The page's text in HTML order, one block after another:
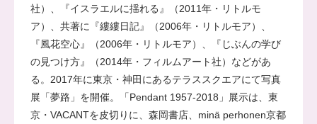
社）、『イスラエルに揺れる 』（2011年・リトルモ
ア）、共著に『縷縷日記』（2006年・リトルモア）、
『風花空心』（2006年・リトルモア）、『 じぶんの学び
の見つけ方』（2014年・フィルムアート社）などがあ
る。2017年に東京・神田にあるテラススクエアにて写真
展「夢路」を開催。「Pendant 1957-2018」展示は、東
京・ VACANTを皮切りに、 森岡書店、minä perhonen京都